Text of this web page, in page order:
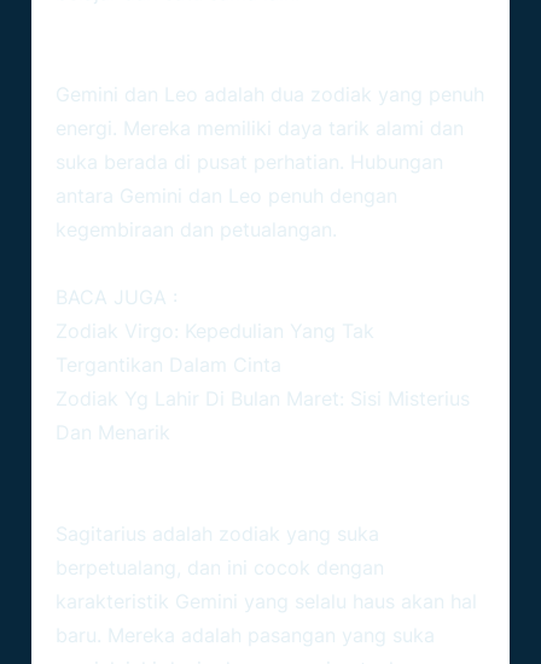
Gemini dan Leo adalah dua zodiak yang penuh
energi. Mereka memiliki daya tarik alami dan
suka berada di pusat perhatian. Hubungan
antara Gemini dan Leo penuh dengan
kegembiraan dan petualangan.
BACA JUGA :
Zodiak Virgo: Kepedulian Yang Tak
Tergantikan Dalam Cinta
Zodiak Yg Lahir Di Bulan Maret: Sisi Misterius
Dan Menarik
Sagitarius adalah zodiak yang suka
berpetualang, dan ini cocok dengan
karakteristik Gemini yang selalu haus akan hal
baru. Mereka adalah pasangan yang suka